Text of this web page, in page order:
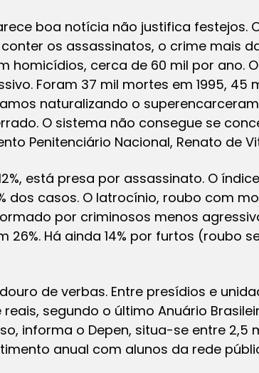
boa notícia não justifica festejos.
os assassinatos, o crime mais
homicídios, cerca de 60 mil por ano.
Foram 37 mil mortes em 1995, 45
naturalizando o
O sistema não consegue se
Penitenciário Nacional, Renato de
está presa por assassinato. O
dos casos. O latrocínio, roubo com
por criminosos menos
26%. Há ainda 14% por furtos (roubo
de verbas. Entre presídios e
segundo o último Anuário
informa o Depen, situa-se entre 2,5
anual com alunos da rede